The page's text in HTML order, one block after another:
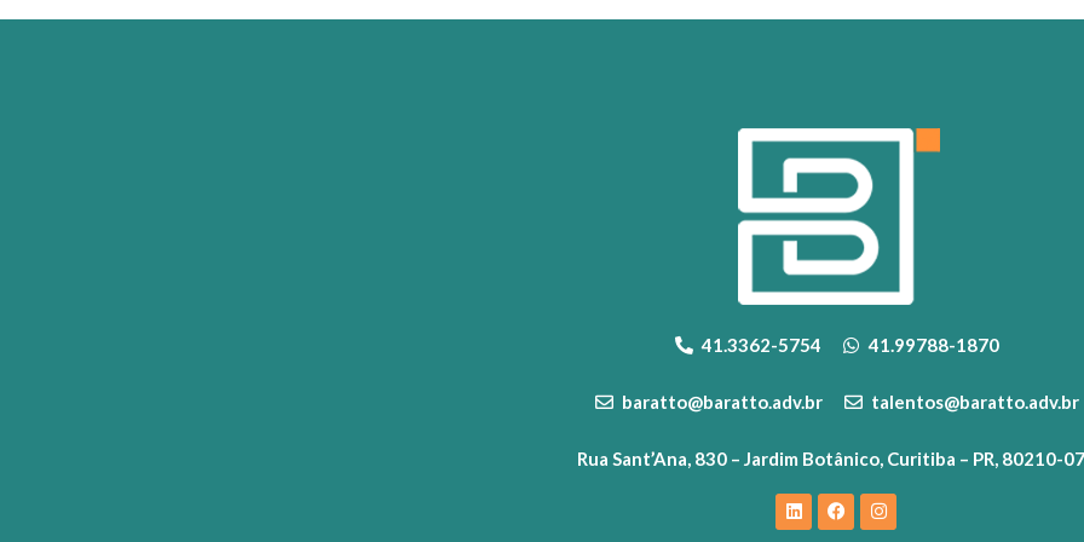
41.3362-5754 41.99788-1870
baratto@baratto.adv.br talentos@baratto.adv.br
Rua Sant’Ana, 830 – Jardim Botânico, Curitiba – PR, 80210-